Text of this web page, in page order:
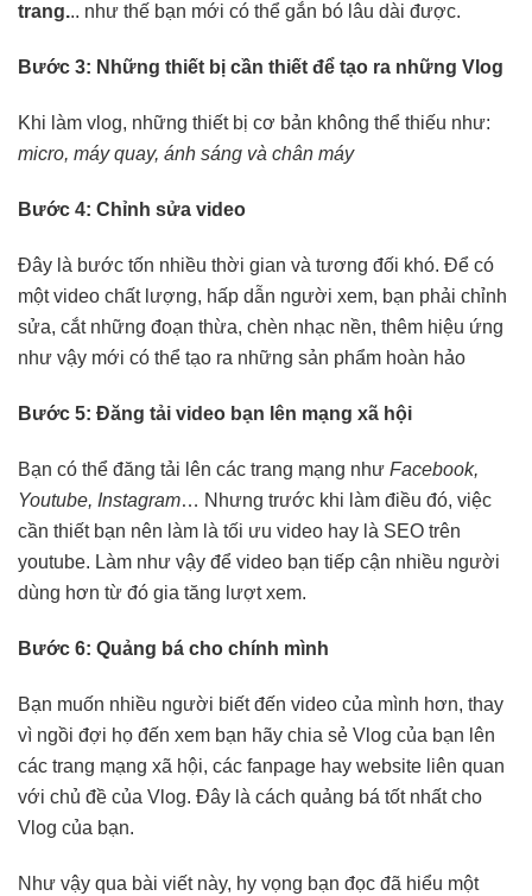
trang... như thế bạn mới có thể gắn bó lâu dài được.
Bước 3: Những thiết bị cần thiết để tạo ra những Vlog
Khi làm vlog, những thiết bị cơ bản không thể thiếu như:
micro, máy quay, ánh sáng và chân máy
Bước 4: Chỉnh sửa video
Đây là bước tốn nhiều thời gian và tương đối khó. Để có
một video chất lượng, hấp dẫn người xem, bạn phải chỉnh
sửa, cắt những đoạn thừa, chèn nhạc nền, thêm hiệu ứng
như vậy mới có thể tạo ra những sản phẩm hoàn hảo
Bước 5: Đăng tải video bạn lên mạng xã hội
Bạn có thể đăng tải lên các trang mạng như Facebook,
Youtube, Instagram… Nhưng trước khi làm điều đó, việc
cần thiết bạn nên làm là tối ưu video hay là SEO trên
youtube. Làm như vậy để video bạn tiếp cận nhiều người
dùng hơn từ đó gia tăng lượt xem.
Bước 6: Quảng bá cho chính mình
Bạn muốn nhiều người biết đến video của mình hơn, thay
vì ngồi đợi họ đến xem bạn hãy chia sẻ Vlog của bạn lên
các trang mạng xã hội, các fanpage hay website liên quan
với chủ đề của Vlog. Đây là cách quảng bá tốt nhất cho
Vlog của bạn.
Như vậy qua bài viết này, hy vọng bạn đọc đã hiểu một